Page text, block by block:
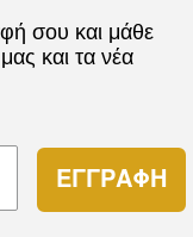
σου και μάθε
και τα νέα
ΕΓΓΡΑΦΗ